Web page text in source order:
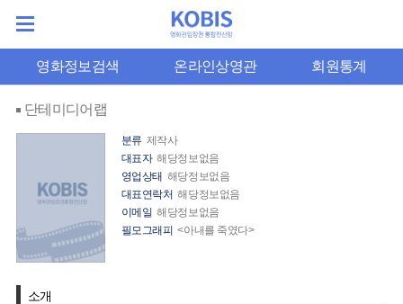
영화정보검색 온라인상영관 회원통계
단테미디어랩
분류 제작사
대표자 해당정보없음
영업상태 해당정보없음
대표연락처 해당정보없음
이메일 해당정보없음
필모그래피 <아내를 죽였다>
소개